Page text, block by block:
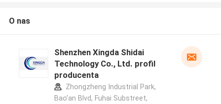
O nas
Shenzhen Xingda Shidai
Technology Co., Ltd. profil
producenta
Zhongzheng Industrial Park,
Bao’an Blvd, Fuhai Substreet,